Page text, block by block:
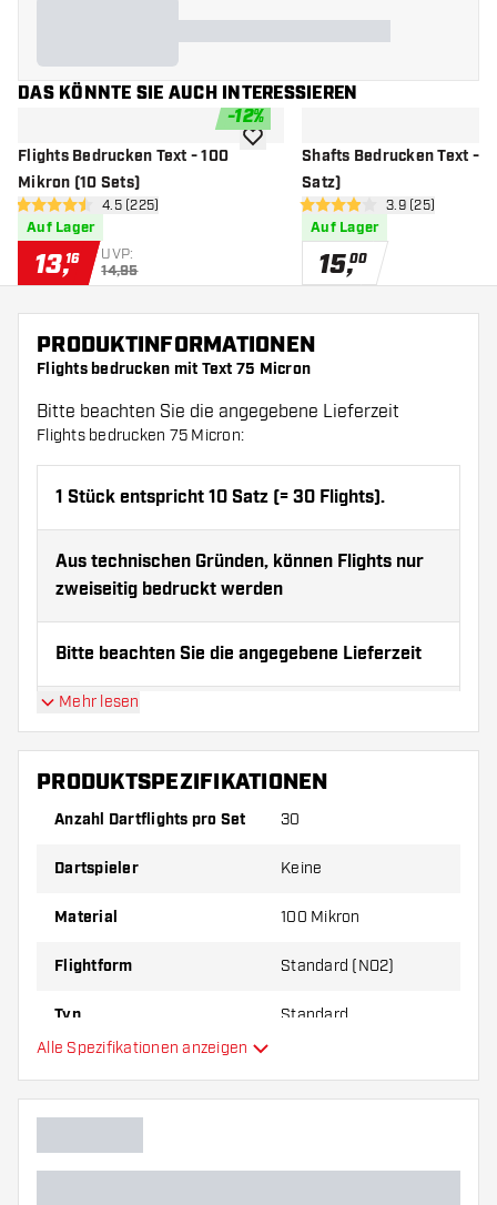
DAS KÖNNTE SIE AUCH INTERESSIEREN
-12%
Flights Bedrucken Text - 100
Mikron (10 Sets)
Bewertungsbereich öffnen
4.5 Bewertungssterne
4.5 (225)
Auf Lager
13,16 UVP:
14,95
Zur Wunschliste hinzufügen
Shafts Bedrucken Text -
Satz)
3.9 Bewertungssterne
3.9 (25)
Auf Lager
15,00
PRODUKTINFORMATIONEN
Flights bedrucken mit Text 75 Micron
Bitte beachten Sie die angegebene Lieferzeit
Flights bedrucken 75 Micron:
1 Stück entspricht 10 Satz (= 30 Flights).
Aus technischen Gründen, können Flights nur
zweiseitig bedruckt werden
Bitte beachten Sie die angegebene Lieferzeit
bezahlen
Achtung: Wir nehmen Flights nur zurück, wenn sie
Fabrikfehler enthalten, wir übernehmen keine
Mehr lesen
PRODUKTSPEZIFIKATIONEN
Anzahl Dartflights pro Set 30
Dartspieler Keine
Material 100 Mikron
Flightform Standard (NO2)
Typ Standard
Alle Spezifikationen anzeigen